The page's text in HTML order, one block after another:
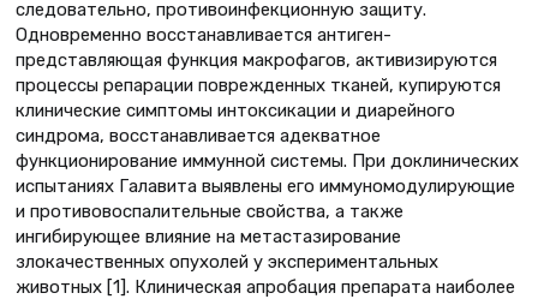
следовательно, противоинфекционную защиту.
Одновременно восстанавливается антиген-
представляющая функция макрофагов, активизируются
процессы репарации поврежденных тканей, купируются
клинические симптомы интоксикации и диарейного
синдрома, восстанавливается адекватное
функционирование иммунной системы. При доклинических
испытаниях Галавита выявлены его иммуномодулирующие
и противовоспалительные свойства, а также
ингибирующее влияние на метастазирование
злокачественных опухолей у экспериментальных
животных [1]. Клиническая апробация препарата наиболее